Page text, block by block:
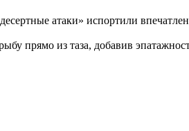
атаки» испортили
из таза, добавив